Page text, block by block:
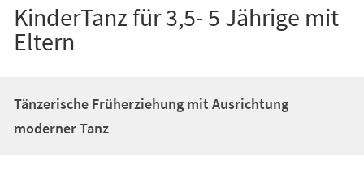
KinderTanz für 3,5- 5 Jährige mit
Eltern
Tänzerische Früherziehung mit Ausrichtung
moderner Tanz